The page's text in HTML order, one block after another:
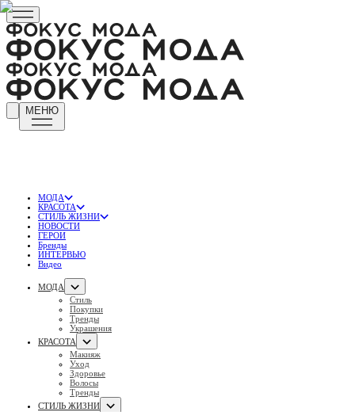
МЕНЮ
МОДА
КРАСОТА
СТИЛЬ ЖИЗНИ
НОВОСТИ
ГЕРОИ
Бренды
ИНТЕРВЬЮ
Видео
МОДА
Стиль
Покупки
Тренды
Украшения
КРАСОТА
Макияж
Уход
Здоровье
Волосы
Тренды
СТИЛЬ ЖИЗНИ